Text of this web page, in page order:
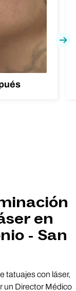
en
- San
tatuajes con láser,
un Director Médico